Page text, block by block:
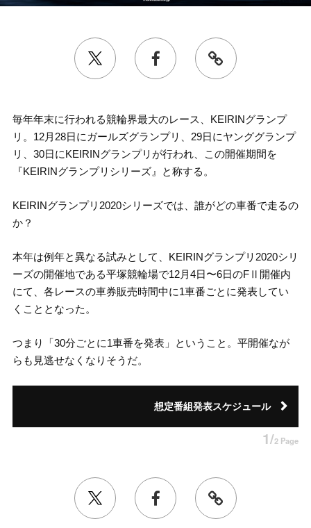
毎年年末に行われる競輪界最大のレース、KEIRINグランプ
リ。12月28日にガールズグランプリ、29日にヤンググランプ
リ、30日にKEIRINグランプリが行われ、この開催期間を
『KEIRINグランプリシリーズ』と称する。
KEIRINグランプリ2020シリーズでは、誰がどの車番で走るの
か？
本年は例年と異なる試みとして、KEIRINグランプリ2020シリ
ーズの開催地である平塚競輪場で12月4日〜6日のFⅡ開催内
にて、各レースの車券販売時間中に1車番ごとに発表してい
くこととなった。
つまり「30分ごとに1車番を発表」ということ。平開催なが
らも見逃せなくなりそうだ。
想定番組発表スケジュール
1/2 Page